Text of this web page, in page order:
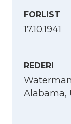
FORLIST
17.10.1941
REDERI
Alabama,